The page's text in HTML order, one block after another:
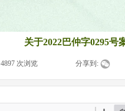
关于2022巴仲字0295
4897 次浏览 分享到: